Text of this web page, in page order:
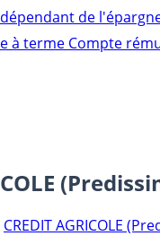
de
à terme Compte
CREDIT AGRICOLE